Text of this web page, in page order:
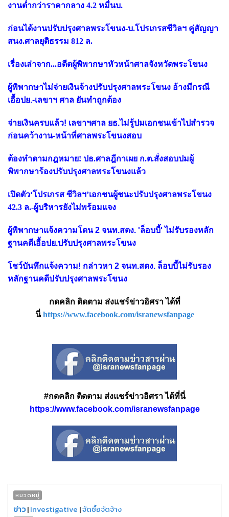
งานต่ำกว่าราคากลาง 4.2 หมื่นบ.
ก่อนได้งานปรับปรุงศาลพระโขนง-บ.โปรเกรสซีวิลฯ คู่สัญญา
สนง.ศาลยุติธรรม 812 ล.
เรื่องเล่าจาก...อดีตผู้พิพากษาหัวหน้าศาลจังหวัดพระโขนง
ผู้พิพากษาไม่จ่ายเงินจ้างปรับปรุงศาลพระโขนง อ้างมีกรณี
เอื้อปย.-เลขาฯ ศาล ยันทำถูกต้อง
จ่ายเงินครบแล้ว! เลขาฯศาล ยธ.ไม่รู้ปมเอกชนเข้าไปสำรวจ
ก่อนคว้างาน-หน้าที่ศาลพระโขนงสอบ
ต้องทำตามกฎหมาย! ปธ.ศาลฎีกาเผย ก.ต.สั่งสอบปมผู้
พิพากษาร้องปรับปรุงศาลพระโขนงแล้ว
เปิดตัว‘โปรเกรส ซีวิลฯ’เอกชนผู้ชนะปรับปรุงศาลพระโขนง
42.3 ล.-ผู้บริหารยังไม่พร้อมแจง
ผู้พิพากษาแจ้งความโดน 2 จนท.สตง. 'ล็อบบี้' ไม่รับรองหลัก
ฐานคดีเอื้อปย.ปรับปรุงศาลพระโขนง
โชว์บันทึกแจ้งความ! กล่าวหา 2 จนท.สตง. ล็อบบี้ไม่รับรอง
หลักฐานคดีปรับปรุงศาลพระโขนง
กดคลิก ติดตาม ส่งแชร์ข่าวอิศรา ได้ที่
นี่ https://www.facebook.com/isranewsfanpage
#กดคลิก ติดตาม ส่งแชร์ข่าวอิศรา ได้ที่นี่
https://www.facebook.com/isranewsfanpage
หมวดหมู่
ข่าว|Investigative |จัดซื้อจัดจ้าง